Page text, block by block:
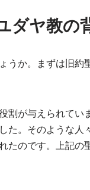
ダヤ教の
うか。まずは旧約
割が与えられてい
た。そのような人
たのです。上記の